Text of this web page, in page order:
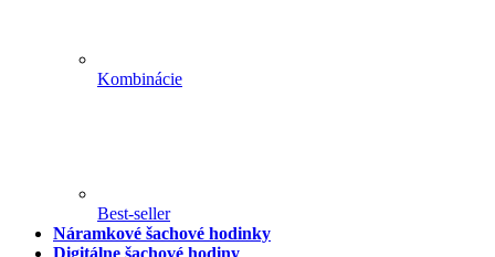
Kombinácie
Best-seller
Náramkové šachové hodinky